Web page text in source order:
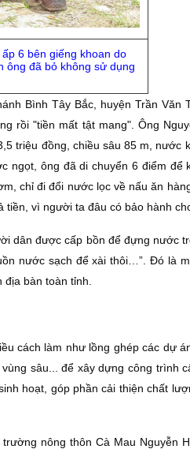
6 bên giếng khoan do
ông đã bỏ không sử dụng
Bình Tây Bắc, huyện Trần Văn
rồi "tiền mất tật mang". Ông
triệu đồng, chiều sâu 85 m, nước
ngọt, ông đã di chuyển 6 điểm để
chỉ đi đổi nước lọc về nấu ăn
vì người ta đâu có bảo hành
dân được cấp bồn để đựng nước
nước sạch để xài thôi…”. Ðó là
bàn toàn tỉnh.
cách làm như lồng ghép các dự
sâu... để xây dựng công trình
hoạt, góp phần cải thiện chất
nông thôn Cà Mau Nguyễn